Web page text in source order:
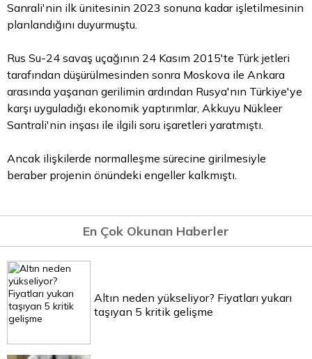
Sanrali'nin ilk ünitesinin 2023 sonuna kadar işletilmesinin
planlandığını duyurmuştu.
Rus Su-24 savaş uçağının 24 Kasım 2015'te Türk jetleri
tarafından düşürülmesinden sonra Moskova ile Ankara
arasında yaşanan gerilimin ardından Rusya'nın Türkiye'ye
karşı uyguladığı ekonomik yaptırımlar, Akkuyu Nükleer
Santrali'nin inşası ile ilgili soru işaretleri yaratmıştı.
Ancak ilişkilerde normalleşme sürecine girilmesiyle
beraber projenin önündeki engeller kalkmıştı.
En Çok Okunan Haberler
Altın neden yükseliyor? Fiyatları yukarı
taşıyan 5 kritik gelişme